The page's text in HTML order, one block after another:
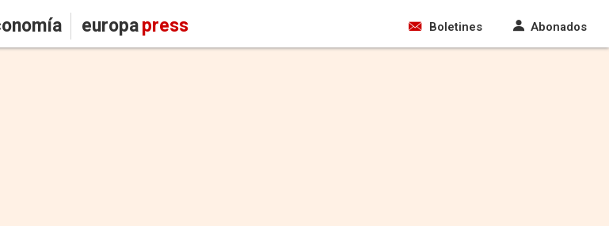
europapress Boletines Abonados